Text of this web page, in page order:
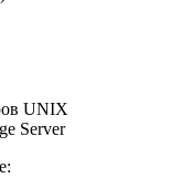
UNIX
Server